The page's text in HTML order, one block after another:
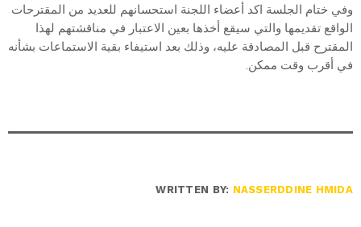
وفي ختام الجلسة اكد أعضاء اللجنة استحسانهم للعديد من المقترحات
الواقع تقديمها والتي سيقع أخذها بعين الاعتبار في مناقشتهم لهذا
المقترح قبل المصادقة عليه، وذلك بعد استيفاء بقية الاستماعات بشأنه
في أقرب وقت ممكن.
WRITTEN BY: NASSERDDINE HMIDA